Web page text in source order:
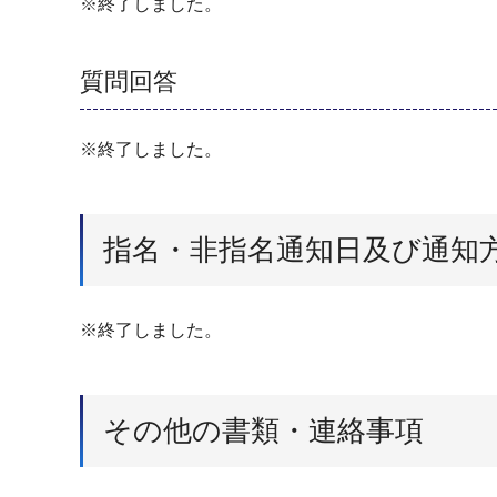
※終了しました。
質問回答
※終了しました。
指名・非指名通知日及び通知
※終了しました。
その他の書類・連絡事項